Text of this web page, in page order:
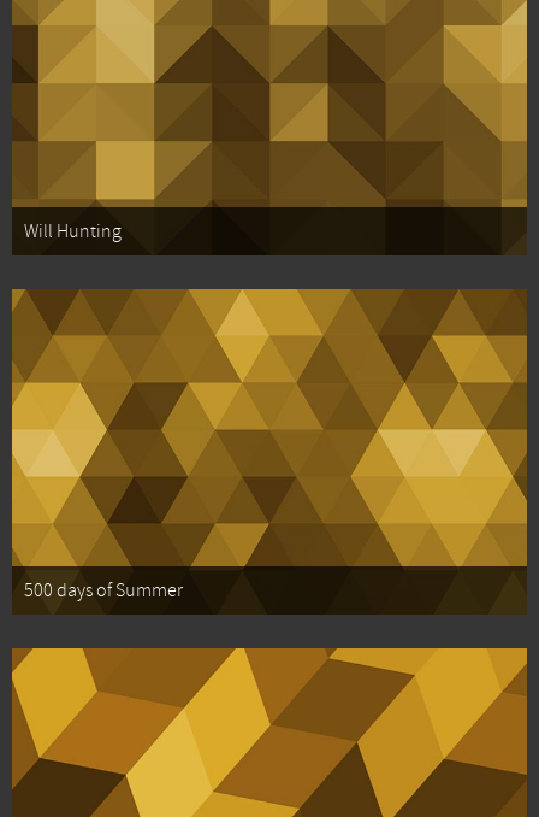
Will Hunting
500 days of Summer